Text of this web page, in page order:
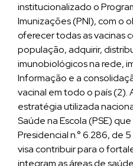
institucionalizado o
Imunizações (PNI), com o
oferecer todas as vacinas
população, adquirir,
imunobiológicos na rede,
Informação e a
vacinal em todo o país (2).
estratégia utilizada
Saúde na Escola (PSE)
Presidencial n.° 6.286, de
visa contribuir para o
integram as áreas de